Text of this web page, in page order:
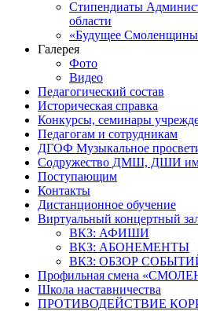
Стипендиаты
области
«Будущее
Галерея
Фото
Видео
Педагогический состав
Историческая справка
Конкурсы, семинары
Педагогам и сотрудникам
ДГОФ Музыкальное
Содружество ДМШ, ДШИ
Поступающим
Контакты
Дистанционное обучение
Виртуальный концертный
ВКЗ: АФИШИ
ВКЗ: АБОНЕМЕНТЫ
ВКЗ: ОБЗОР
Профильная смена
Школа наставничества
ПРОТИВОДЕЙСТВИЕ